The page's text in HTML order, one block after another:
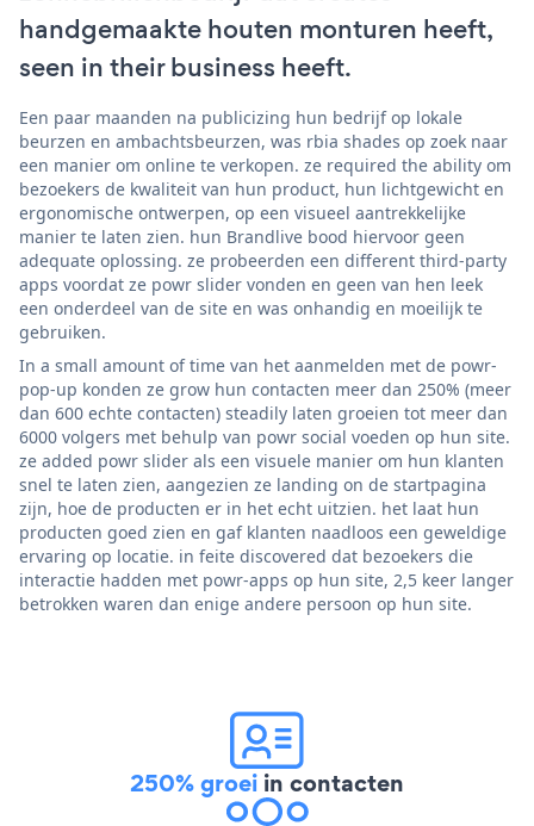
handgemaakte houten monturen heeft,
seen in their business heeft.
Een paar maanden na publicizing hun bedrijf op lokale
beurzen en ambachtsbeurzen, was rbia shades op zoek naar
een manier om online te verkopen. ze required the ability om
bezoekers de kwaliteit van hun product, hun lichtgewicht en
ergonomische ontwerpen, op een visueel aantrekkelijke
manier te laten zien. hun Brandlive bood hiervoor geen
adequate oplossing. ze probeerden een different third-party
apps voordat ze powr slider vonden en geen van hen leek
een onderdeel van de site en was onhandig en moeilijk te
gebruiken.
In a small amount of time van het aanmelden met de powr-
pop-up konden ze grow hun contacten meer dan 250% (meer
dan 600 echte contacten) steadily laten groeien tot meer dan
6000 volgers met behulp van powr social voeden op hun site.
ze added powr slider als een visuele manier om hun klanten
snel te laten zien, aangezien ze landing on de startpagina
zijn, hoe de producten er in het echt uitzien. het laat hun
producten goed zien en gaf klanten naadloos een geweldige
ervaring op locatie. in feite discovered dat bezoekers die
interactie hadden met powr-apps op hun site, 2,5 keer langer
betrokken waren dan enige andere persoon op hun site.
250% groei in contacten